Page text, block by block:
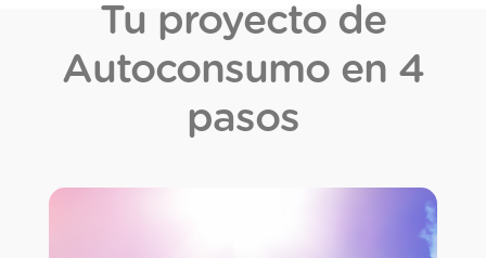
Tu proyecto de
Autoconsumo en 4
pasos